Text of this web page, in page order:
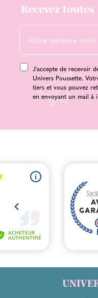
Recevez
J'accepte de recevoir
Univers Poussette.
tiers et vous pouvez
en envoyant un mail à